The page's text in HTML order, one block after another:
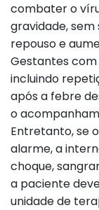
combater o
gravidade,
repouso e
Gestantes
incluindo
após a febre
o
Entretanto, se
alarme, a
choque,
a paciente
unidade de